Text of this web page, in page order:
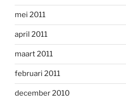
mei 2011
april 2011
maart 2011
februari 2011
december 2010